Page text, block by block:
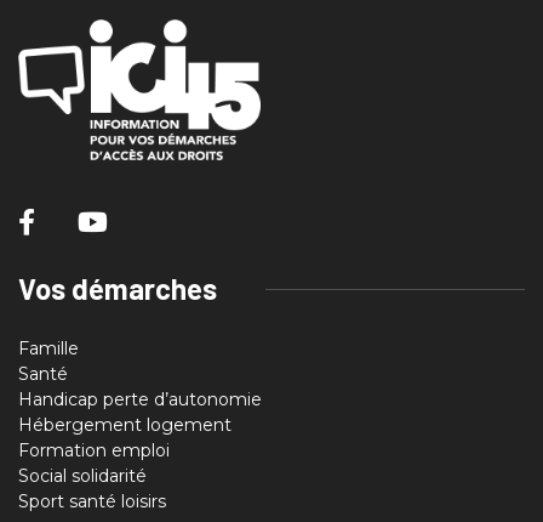
Vos démarches
Famille
Santé
Handicap perte d’autonomie
Hébergement logement
Formation emploi
Social solidarité
Sport santé loisirs